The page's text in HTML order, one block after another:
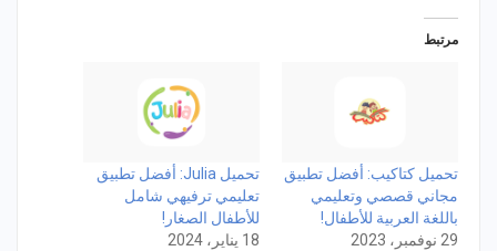
مرتبط
تحميل كتاكيب: أفضل تطبيق
مجاني قصصي وتعليمي
باللغة العربية للأطفال!
29 نوفمبر، 2023
تحميل Julia: أفضل تطبيق
تعليمي ترفيهي شامل
للأطفال الصغار!
18 يناير، 2024